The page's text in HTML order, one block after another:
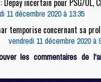
11 décembre 2020 à 13:35
vendredi 11 décembre 2020 à
les commentaires de